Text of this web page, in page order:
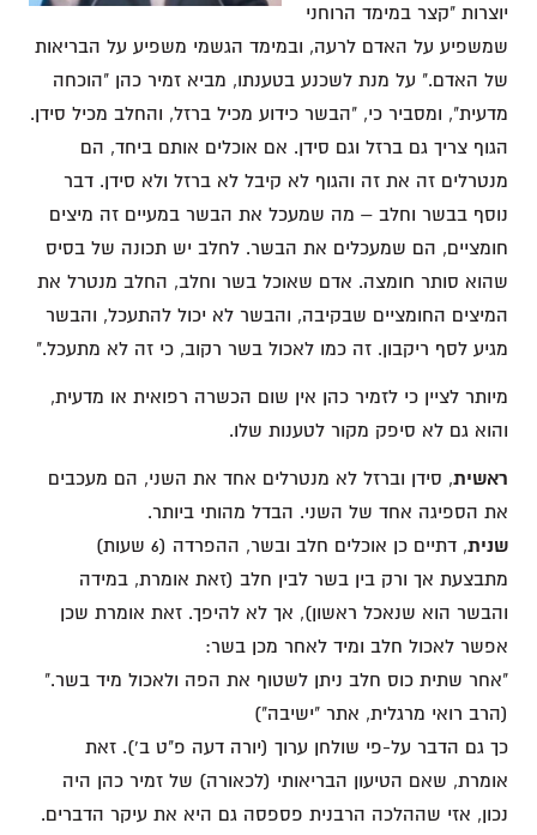
יוצרות "קצר במימד הרוחני
שמשפיע על האדם לרעה, ובמימד הגשמי משפיע על הבריאות
של האדם." על מנת לשכנע בטענתו, מביא זמיר כהן "הוכחה
מדעית", ומסביר כי, "הבשר כידוע מכיל ברזל, והחלב מכיל סידן.
הגוף צריך גם ברזל וגם סידן. אם אוכלים אותם ביחד, הם
מנטרלים זה את זה והגוף לא קיבל לא ברזל ולא סידן. דבר
נוסף בבשר וחלב – מה שמעכל את הבשר במעיים זה מיצים
חומציים, הם שמעכלים את הבשר. לחלב יש תכונה של בסיס
שהוא סותר חומצה. אדם שאוכל בשר וחלב, החלב מנטרל את
המיצים החומציים שבקיבה, והבשר לא יכול להתעכל, והבשר
מגיע לסף ריקבון. זה כמו לאכול בשר רקוב, כי זה לא מתעכל."
מיותר לציין כי לזמיר כהן אין שום הכשרה רפואית או מדעית,
והוא גם לא סיפק מקור לטענות שלו.
ראשית, סידן וברזל לא מנטרלים אחד את השני, הם מעכבים
את הספיגה אחד של השני. הבדל מהותי ביותר.
שנית
, דתיים כן אוכלים חלב ובשר, ההפרדה (6 שעות)
מתבצעת אך ורק בין בשר לבין חלב (זאת אומרת, במידה
והבשר הוא שנאכל ראשון), אך לא להיפך. זאת אומרת שכן
אפשר לאכול חלב ומיד לאחר מכן בשר:
"אחר שתית כוס חלב ניתן לשטוף את הפה ולאכול מיד בשר."
(הרב רואי מרגלית, אתר "ישיבה")
כך גם הדבר על-פי שולחן ערוך (יורה דעה פ"ט ב'). זאת
אומרת, שאם הטיעון הבריאותי (לכאורה) של זמיר כהן היה
נכון, אזי שההלכה הרבנית פספסה גם היא את עיקר הדברים.